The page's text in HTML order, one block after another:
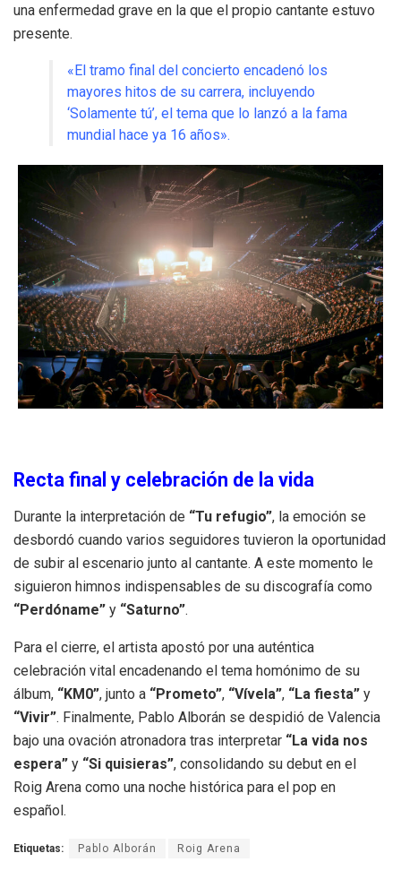
una enfermedad grave en la que el propio cantante estuvo
presente.
«El tramo final del concierto encadenó los
mayores hitos de su carrera, incluyendo
‘Solamente tú’, el tema que lo lanzó a la fama
mundial hace ya 16 años».
Recta final y celebración de la vida
Durante la interpretación de “Tu refugio”, la emoción se
desbordó cuando varios seguidores tuvieron la oportunidad
de subir al escenario junto al cantante. A este momento le
siguieron himnos indispensables de su discografía como
“Perdóname” y “Saturno”.
Para el cierre, el artista apostó por una auténtica
celebración vital encadenando el tema homónimo de su
álbum, “KM0”, junto a “Prometo”, “Vívela”, “La fiesta” y
“Vivir”. Finalmente, Pablo Alborán se despidió de Valencia
bajo una ovación atronadora tras interpretar “La vida nos
espera” y “Si quisieras”, consolidando su debut en el
Roig Arena como una noche histórica para el pop en
español.
Etiquetas: Pablo Alborán Roig Arena